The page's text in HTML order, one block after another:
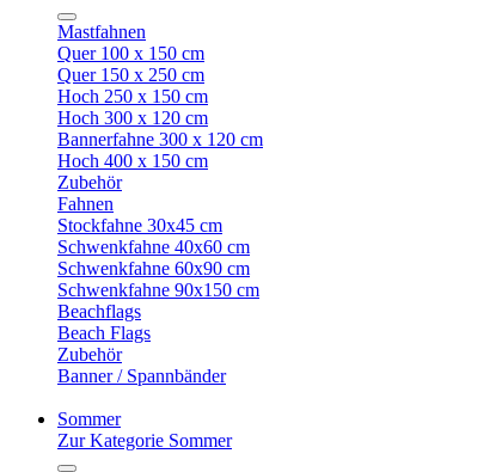
Mastfahnen
Quer 100 x 150 cm
Quer 150 x 250 cm
Hoch 250 x 150 cm
Hoch 300 x 120 cm
Bannerfahne 300 x 120 cm
Hoch 400 x 150 cm
Zubehör
Fahnen
Stockfahne 30x45 cm
Schwenkfahne 40x60 cm
Schwenkfahne 60x90 cm
Schwenkfahne 90x150 cm
Beachflags
Beach Flags
Zubehör
Banner / Spannbänder
Sommer
Zur Kategorie Sommer